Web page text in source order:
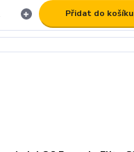
Přidat do košíku